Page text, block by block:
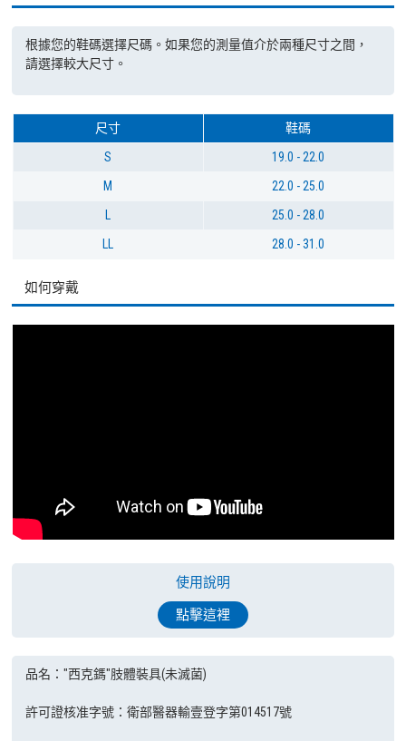
根據您的鞋碼選擇尺碼。如果您的測量值介於兩種尺寸之間，
請選擇較大尺寸。
尺寸
鞋碼
S
19.0 - 22.0
M
22.0 - 25.0
25.0 - 28.0
28.0 - 31.0
如何穿戴
使用說明
點擊這裡
品名："西克鎷"肢體裝具(未滅菌)
許可證核准字號：衛部醫器輸壹登字第014517號